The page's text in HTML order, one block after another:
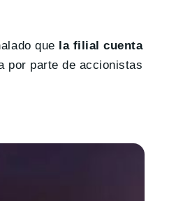
que
la filial cuenta
por parte de accionistas